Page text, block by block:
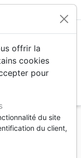
d'un miracle
offrir la
cookies
pour
du site
du client,